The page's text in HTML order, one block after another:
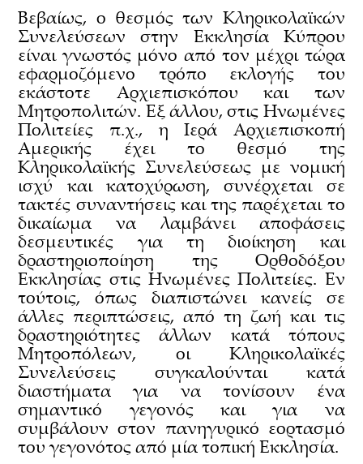
Βεβαίως, ο θεσμός των Κληρικολαϊκών
Συνελεύσεων στην Εκκλησία Κύπρου
είναι γνωστός μόνο από τον μέχρι τώρα
εφαρμοζόμενο τρόπο εκλογής του
εκάστοτε Αρχιεπισκόπου και των
Μητροπολιτών. Εξ άλλου, στις Ηνωμένες
Πολιτείες π.χ., η Ιερά Αρχιεπισκοπή
Αμερικής έχει το θεσμό της
Κληρικολαϊκής Συνελεύσεως με νομική
ισχύ και κατοχύρωση, συνέρχεται σε
τακτές συναντήσεις και της παρέχεται το
δικαίωμα να λαμβάνει αποφάσεις
δεσμευτικές για τη διοίκηση και
δραστηριοποίηση της Ορθοδόξου
Εκκλησίας στις Ηνωμένες Πολιτείες. Εν
τούτοις, όπως διαπιστώνει κανείς σε
άλλες περιπτώσεις, από τη ζωή και τις
δραστηριότητες άλλων κατά τόπους
Μητροπόλεων, οι Κληρικολαϊκές
Συνελεύσεις συγκαλούνται κατά
διαστήματα για να τονίσουν ένα
σημαντικό γεγονός και για να
συμβάλουν στον πανηγυρικό εορτασμό
του γεγονότος από μία τοπική Εκκλησία.